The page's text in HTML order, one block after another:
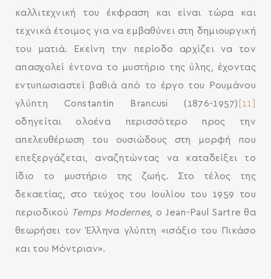
καλλιτεχνική του έκφραση και είναι τώρα και
τεχνικά έτοιμος για να εμβαθύνει στη δημιουργική
του ματιά. Εκείνη την περίοδο αρχίζει να τον
απασχολεί έντονα το μυστήριο της ύλης, έχοντας
εντυπωσιαστεί βαθιά από το έργο του Ρουμάνου
γλύπτη Constantin Brancusi (1876-1957) [11]
οδηγείται ολοένα περισσότερο προς την
απελευθέρωση του ουσιώδους στη μορφή που
επεξεργάζεται, αναζητώντας να καταδείξει το
ίδιο το μυστήριο της ζωής. Στο τέλος της
δεκαετίας, στο τεύχος του Ιουλίου του 1959 του
περιοδικού Temps Modernes, ο Jean-Paul Sartre θα
θεωρήσει τον Έλληνα γλύπτη «ισάξιο του Πικάσο
και του Μόντριαν».